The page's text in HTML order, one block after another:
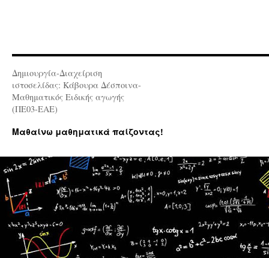
Δημιουργία-Διαχείριση
ιστοσελίδας: Κάβουρα Δέσποινα-
Μαθηματικός Ειδικής αγωγής
(ΠΕ03-ΕΑΕ)
Μαθαίνω μαθηματικά παίζοντας!